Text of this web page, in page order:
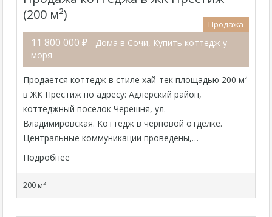
(200 м²)
Продажа
11 800 000 ₽ - Дома в Сочи, Купить коттедж у
моря
Продается коттедж в стиле хай-тек площадью 200 м²
в ЖК Престиж по адресу: Адлерский район,
коттеджный поселок Черешня, ул.
Владимировская. Коттедж в черновой отделке.
Центральные коммуникации проведены,…
Подробнее
200 м²